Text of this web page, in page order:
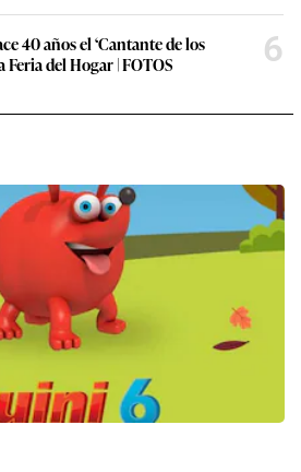
40 años el ‘Cantante de los
Feria del Hogar | FOTOS
6